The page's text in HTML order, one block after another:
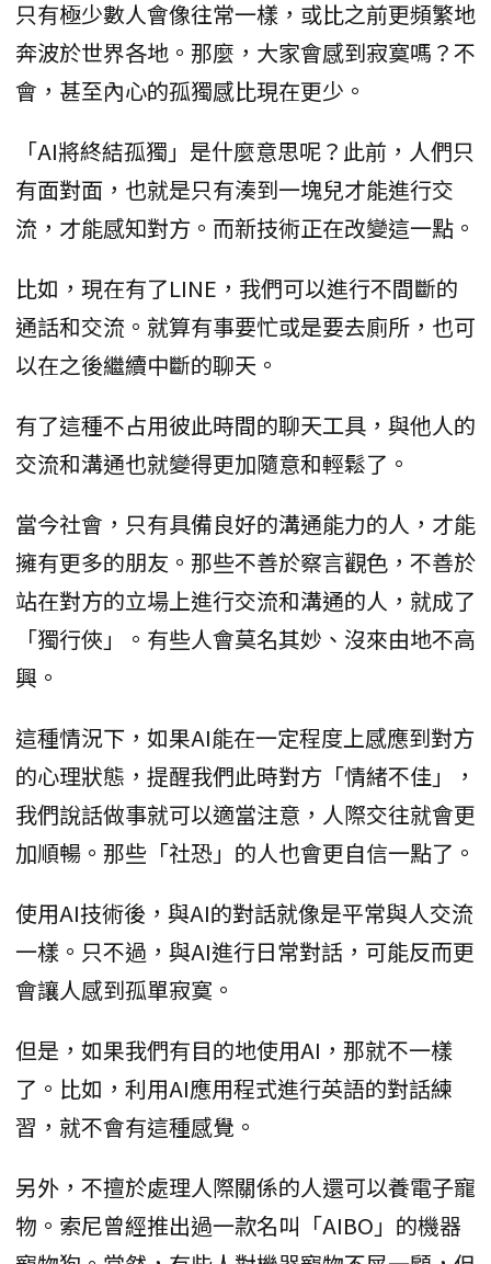
只有極少數人會像往常一樣，或比之前更頻繁地
奔波於世界各地。那麼，大家會感到寂寞嗎？不
會，甚至內心的孤獨感比現在更少。
「AI將終結孤獨」是什麼意思呢？此前，人們只
有面對面，也就是只有湊到一塊兒才能進行交
流，才能感知對方。而新技術正在改變這一點。
比如，現在有了LINE，我們可以進行不間斷的
通話和交流。就算有事要忙或是要去廁所，也可
以在之後繼續中斷的聊天。
有了這種不占用彼此時間的聊天工具，與他人的
交流和溝通也就變得更加隨意和輕鬆了。
當今社會，只有具備良好的溝通能力的人，才能
擁有更多的朋友。那些不善於察言觀色，不善於
站在對方的立場上進行交流和溝通的人，就成了
「獨行俠」。有些人會莫名其妙、沒來由地不高
興。
這種情況下，如果AI能在一定程度上感應到對方
的心理狀態，提醒我們此時對方「情緒不佳」，
我們說話做事就可以適當注意，人際交往就會更
加順暢。那些「社恐」的人也會更自信一點了。
使用AI技術後，與AI的對話就像是平常與人交流
一樣。只不過，與AI進行日常對話，可能反而更
會讓人感到孤單寂寞。
但是，如果我們有目的地使用AI，那就不一樣
了。比如，利用AI應用程式進行英語的對話練
習，就不會有這種感覺。
另外，不擅於處理人際關係的人還可以養電子寵
物。索尼曾經推出過一款名叫「AIBO」的機器